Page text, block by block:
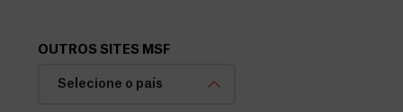
OUTROS SITES MSF
Selecione o país